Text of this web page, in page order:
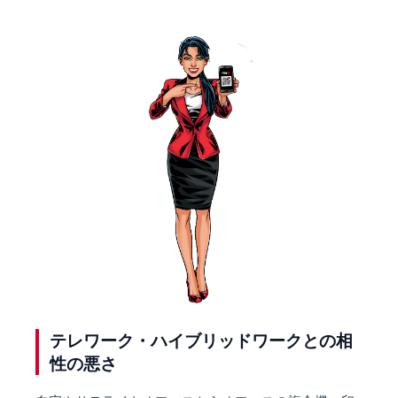
テレワーク・ハイブリッドワークとの相
性の悪さ
目次
1. なぜ、今すぐオンプレミスのプリンターサーバーを
止めるべきなのか？